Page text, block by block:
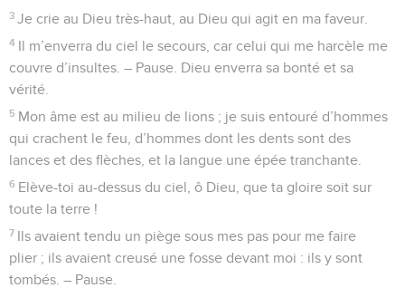
3 Je crie au Dieu très-haut, au Dieu qui agit en ma faveur.
4 Il m’enverra du ciel le secours, car celui qui me harcèle me
couvre d’insultes. – Pause. Dieu enverra sa bonté et sa
vérité.
5 Mon âme est au milieu de lions ; je suis entouré d’hommes
qui crachent le feu, d’hommes dont les dents sont des
lances et des flèches, et la langue une épée tranchante.
6 Elève-toi au-dessus du ciel, ô Dieu, que ta gloire soit sur
toute la terre !
7 Ils avaient tendu un piège sous mes pas pour me faire
plier ; ils avaient creusé une fosse devant moi : ils y sont
tombés. – Pause.